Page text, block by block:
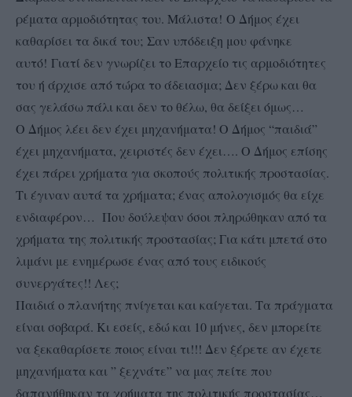
ρέματα αρμοδιότητας του. Μάλιστα! Ο Δήμος έχει
καθαρίσει τα δικά του; Σαν υπόδειξη μου φάνηκε
αυτό! Γιατί δεν γνωρίζει το Επαρχείο τις αρμοδιότητες
του ή άρχισε από τώρα το άδειασμα; Δεν ξέρω και θα
σας γελάσω πάλι και δεν το θέλω, θα δείξει όμως…
Ο Δήμος λέει δεν έχει μηχανήματα! Ο Δήμος “παιδιά”
έχει μηχανήματα, χειριστές δεν έχει…. Ο Δήμος επίσης
έχει πάρει χρήματα για σκοπούς πολιτικής προστασίας.
Τι έγιναν αυτά τα χρήματα; ένας απολογισμός θα είχε
ενδιαφέρον… Που δούλεψαν όσοι πληρώθηκαν από τα
χρήματα της πολιτικής προστασίας; Για κάτι μπετά στο
λιμάνι με ενημέρωσε ένας από τους ειδικούς
συνεργάτες!! Λες;
Παιδιά ο πλανήτης πνίγεται και καίγεται. Τα πράγματα
είναι σοβαρά. Κι εσείς, εδώ και 10 μήνες, δεν μπορείτε
να ξεκαθαρίσετε ποιος είναι τι!!! Δεν ξέρετε αν έχετε
μηχανήματα και ” ξεχνάτε” να μας πείτε που
δαπανήθηκαν τα χρήματα της πολιτικής προστασίας…